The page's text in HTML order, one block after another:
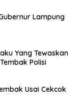
Lampung
Yang Tewaskan
Polisi
Usai Cekcok